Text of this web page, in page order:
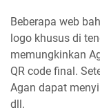
Beberapa web
logo khusus di
memungkinkan
QR code final.
Agan dapat
dll.